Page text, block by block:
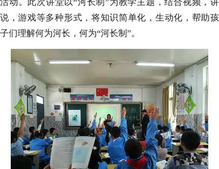
活动。此次讲堂以“河长制”为教学主题，结合视频，讲
说，游戏等多种形式，将知识简单化，生动化，帮助孩
子们理解何为河长，何为“河长制”。